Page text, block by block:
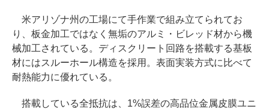
米アリゾナ州の工場にて手作業で組み立てられてお
り、板金加工ではなく無垢のアルミ・ビレッド材から機
械加工されている。ディスクリート回路を搭載する基板
材にはスルーホール構造を採用。表面実装方式に比べて
耐熱能力に優れている。
搭載している全抵抗は、1%誤差の高品位金属皮膜ユニ